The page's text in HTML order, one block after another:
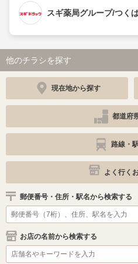
スギ薬局グループ/つく
他のチラシを探す
現在地から探す
都道府
路線・
よく行く
郵便番号・住所・駅名から検索する
お店の名前から検索する